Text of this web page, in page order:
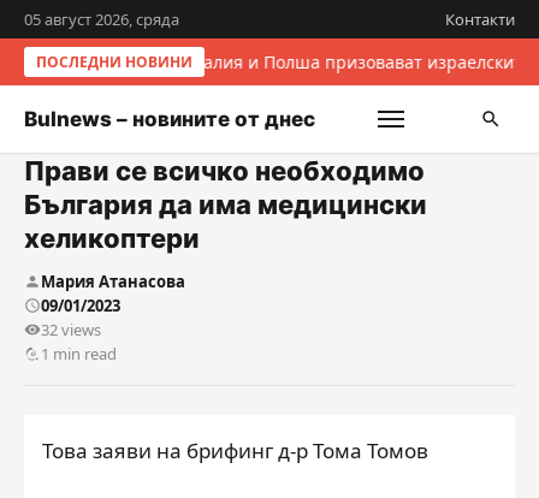
05 август 2026, сряда Контакти
ПОСЛЕДНИ НОВИНИИталия и Полша призовават
Bulnews – новините от днес
Прави се всичко необходимо
България да има медицински
хеликоптери
Мария Атанасова
09/01/2023
32 views
1 min read
Това заяви на брифинг д-р Тома Томов